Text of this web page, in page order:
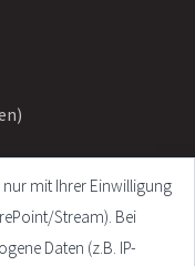
mit Ihrer Einwilligung
Stream). Bei
Daten (z.B. IP-